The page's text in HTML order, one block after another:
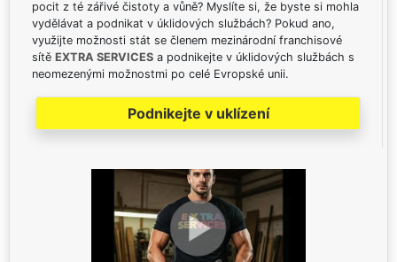
pocit z té zářivé čistoty a vůně? Myslíte si, že byste si mohla
vydělávat a podnikat v úklidových službách? Pokud ano,
využijte možnosti stát se členem mezinárodní franchisové
sítě EXTRA SERVICES a podnikejte v úklidových službách s
neomezenými možnostmi po celé Evropské unii.
Podnikejte v uklízení